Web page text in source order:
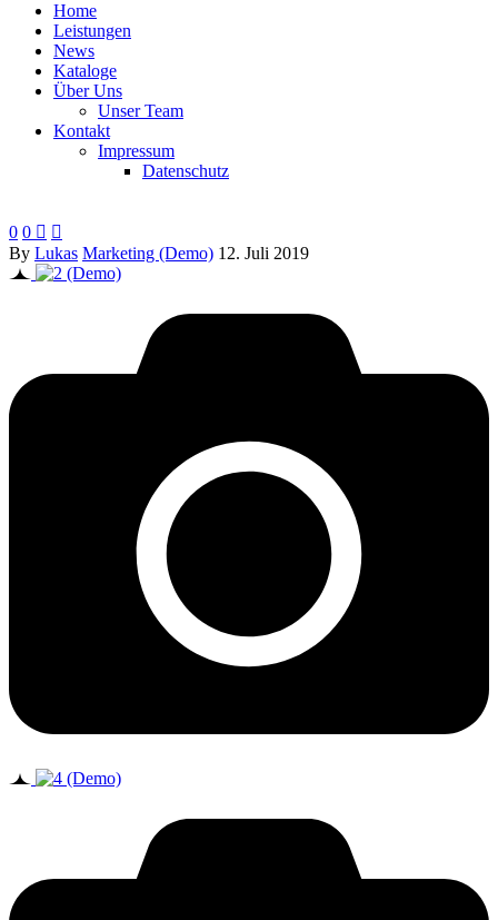
Home
Leistungen
News
Kataloge
Über Uns
Unser Team
Kontakt
Impressum
Datenschutz
0 0  
By Lukas Marketing (Demo) 12. Juli 2019